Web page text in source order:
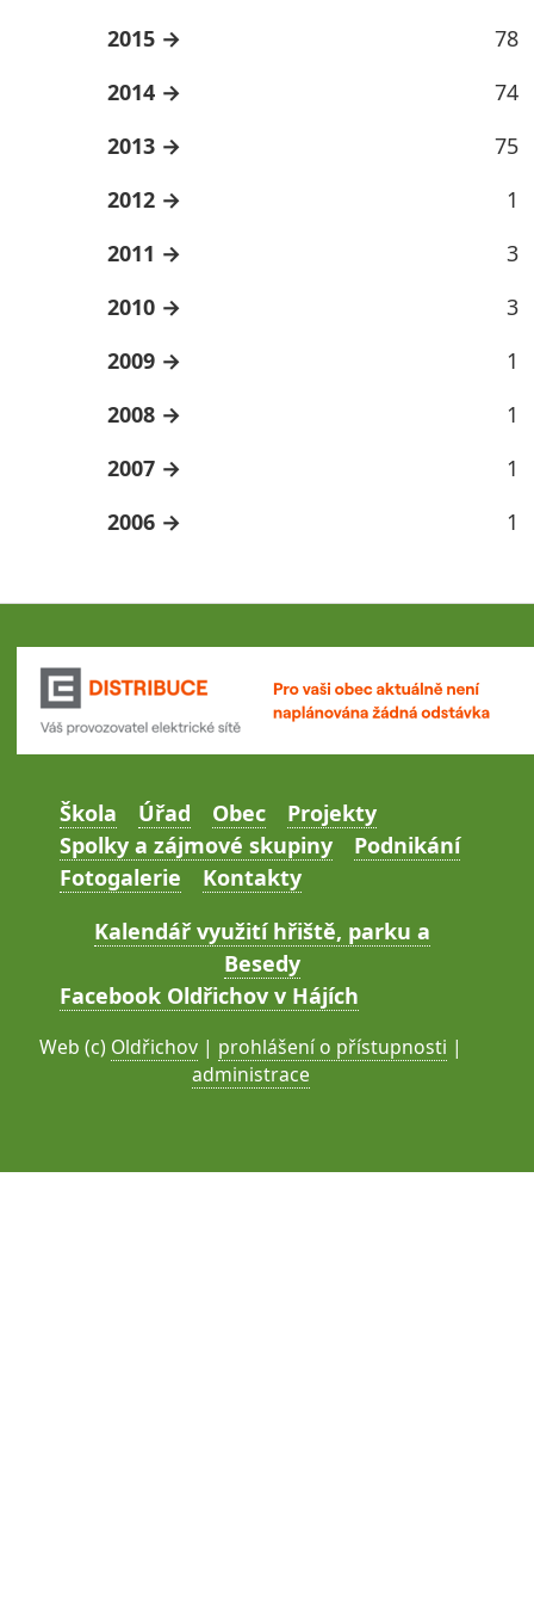
2015
78
2014
74
2013
75
2012
1
2011
3
2010
3
2009
1
2008
1
2007
1
2006
1
Škola Úřad Obec
Projekty
Spolky a zájmové skupiny
Podnikání
Fotogalerie
Kontakty
Kalendář využití hřiště, parku a
Besedy
Facebook Oldřichov v Hájích
Web (c) Oldřichov | prohlášení o přístupnosti |
administrace